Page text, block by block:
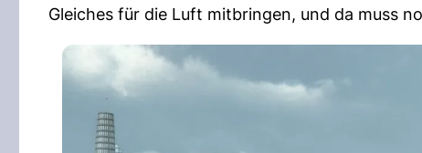
Gleiches für die Luft mitbringen, und da muss